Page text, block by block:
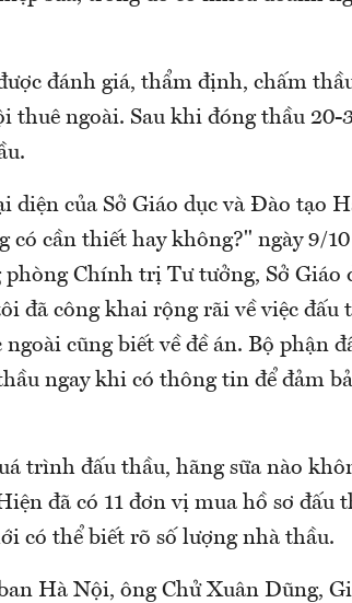
đánh giá, thẩm định, chấm
thuê ngoài. Sau khi đóng thầu 20-
diện của Sở Giáo dục và Đào tạo
có cần thiết hay không?" ngày 9/10
Chính trị Tư tưởng, Sở Giáo
đã công khai rộng rãi về việc đấu
cũng biết về đề án. Bộ phận
ngay khi có thông tin để đảm
trình đấu thầu, hãng sữa nào
đã có 11 đơn vị mua hồ sơ đấu
có thể biết rõ số lượng nhà thầu.
Hà Nội, ông Chử Xuân Dũng,